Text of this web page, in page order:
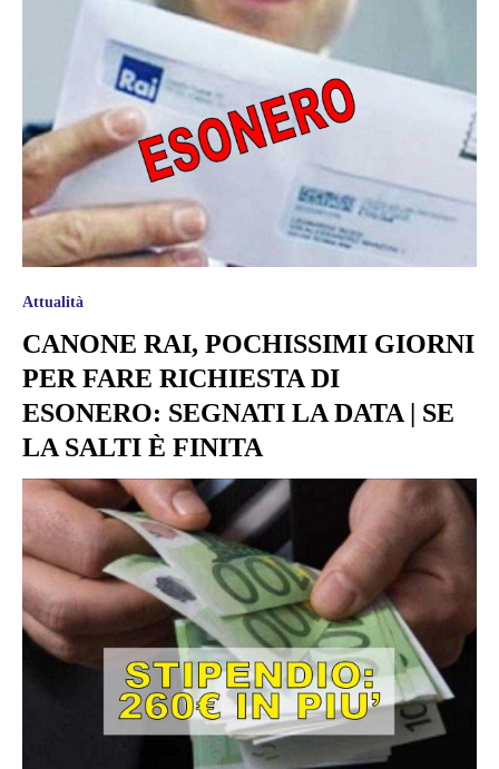
Attualità
CANONE RAI, POCHISSIMI GIORNI
PER FARE RICHIESTA DI
ESONERO: SEGNATI LA DATA | SE
LA SALTI È FINITA